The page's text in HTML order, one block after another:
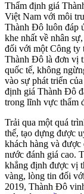
Thẩm định giá
Việt Nam với môi
Thành Đô luôn đáp
khe nhất về nhân
đối với một Công ty
Thành Đô là đơn vị
quốc tế, không
vào sự phát triển
định giá Thành Đô
trong lĩnh vực thẩm
Trải qua một quá
thế, tạo dựng được
khách hàng và
nước đánh giá cao.
khẳng định được vị
vàng, lòng tin đối
2019, Thành Đô